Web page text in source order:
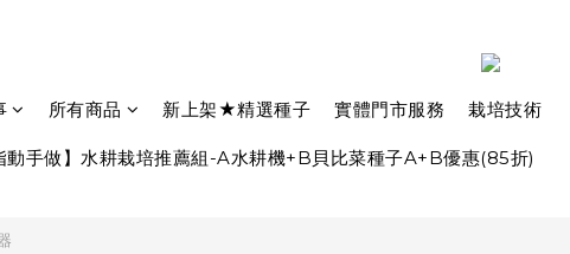
所有商品 新上架★精選種子 實體門市服務 栽培技術
動手做】水耕栽培推薦組-A水耕機+B貝比菜種子A+B優惠(85折)